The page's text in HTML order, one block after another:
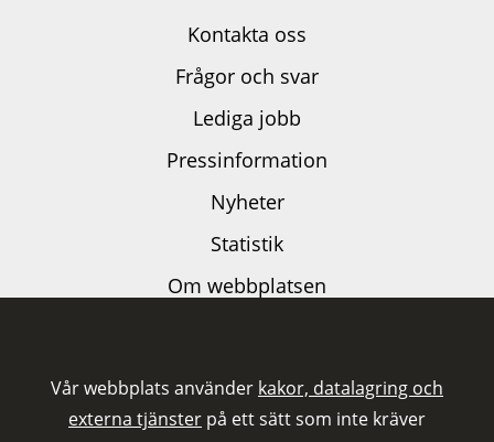
Vår webbplats använder kakor, datalagring och
externa tjänster på ett sätt som inte kräver
Kontakta oss
Frågor och svar
Lediga jobb
Pressinformation
Nyheter
Statistik
Om webbplatsen
Tillgänglighetsutlåtande